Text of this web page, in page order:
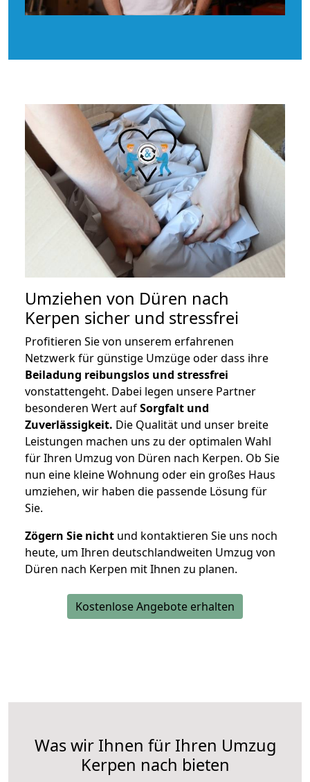
Umziehen von Düren nach
Kerpen sicher und stressfrei
Profitieren Sie von unserem erfahrenen
Netzwerk für günstige Umzüge oder dass ihre
Beiladung reibungslos und stressfrei
vonstattengeht. Dabei legen unsere Partner
besonderen Wert aufSorgfalt und
Zuverlässigkeit. Die Qualität und unser breite
Leistungen machen uns zu der optimalen Wahl
für Ihren Umzug von Düren nach Kerpen. Ob Sie
nun eine kleine Wohnung oder ein großes Haus
umziehen, wir haben die passende Lösung für
Sie.
Zögern Sie nicht und kontaktieren Sie uns noch
heute, um Ihren deutschlandweiten Umzug von
Düren nach Kerpen mit Ihnen zu planen.
Kostenlose Angebote erhalten
Was wir Ihnen für Ihren Umzug
Kerpen nach bieten